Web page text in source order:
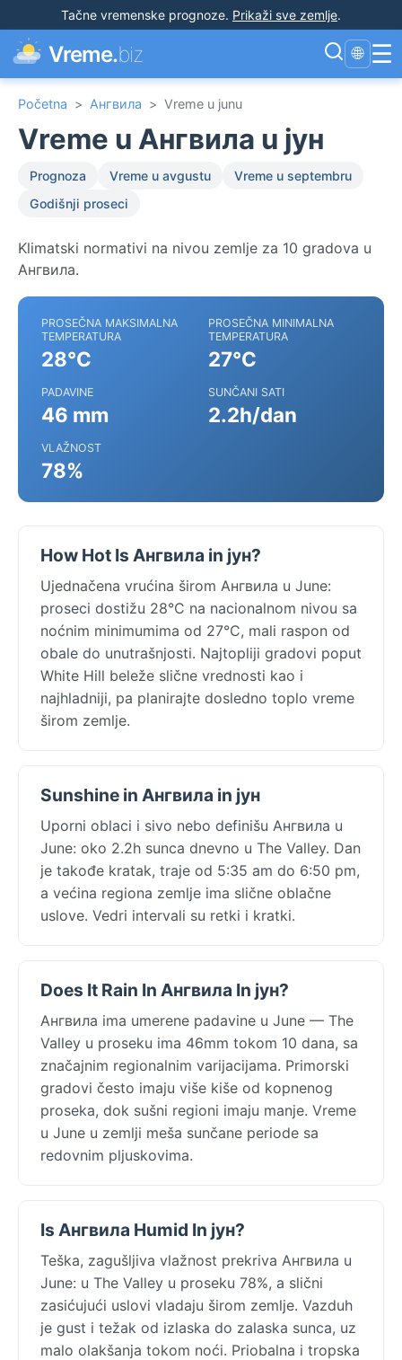
Tačne vremenske prognoze. Prikaži sve zemlje.
Vreme.biz 🌐 ☰
Početna > Ангвила > Vreme u junu
Vreme u Ангвила u јун
Prognoza Vreme u avgustu
Vreme u septembru
Godišnji proseci
Klimatski normativi na nivou zemlje za 10 gradova u
Ангвила.
PROSEČNA MAKSIMALNA
TEMPERATURA
28°C
PROSEČNA MINIMALNA
TEMPERATURA
27°C
PADAVINE
46 mm
SUNČANI SATI
2.2h/dan
VLAŽNOST
78%
How Hot Is Ангвила in јун?
Ujednačena vrućina širom Ангвила u June:
proseci dostižu 28°C na nacionalnom nivou sa
noćnim minimumima od 27°C, mali raspon od
obale do unutrašnjosti. Najtopliji gradovi poput
White Hill beleže slične vrednosti kao i
najhladniji, pa planirajte dosledno toplo vreme
širom zemlje.
Sunshine in Ангвила in јун
Uporni oblaci i sivo nebo definišu Ангвила u
June: oko 2.2h sunca dnevno u The Valley. Dan
je takođe kratak, traje od 5:35 am do 6:50 pm,
a većina regiona zemlje ima slične oblačne
uslove. Vedri intervali su retki i kratki.
Does It Rain In Ангвила In јун?
Ангвила ima umerene padavine u June — The
Valley u proseku ima 46mm tokom 10 dana, sa
značajnim regionalnim varijacijama. Primorski
gradovi često imaju više kiše od kopnenog
proseka, dok sušni regioni imaju manje. Vreme
u June u zemlji meša sunčane periode sa
redovnim pljuskovima.
Is Ангвила Humid In јун?
Teška, zagušljiva vlažnost prekriva Ангвила u
June: u The Valley u proseku 78%, a slični
zasićujući uslovi vladaju širom zemlje. Vazduh
je gust i težak od izlaska do zalaska sunca, uz
malo olakšanja tokom noći. Priobalna i tropska